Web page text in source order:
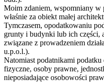
Moim zdaniem, wspomniany
właśnie za obiekt małej
Tymczasem, opodatkowaniu
grunty i budynki lub ich części,
związane z prowadzeniem
u.p.o.l.).
Natomiast podatnikami
fizyczne, osoby prawne,
nieposiadające osobowości